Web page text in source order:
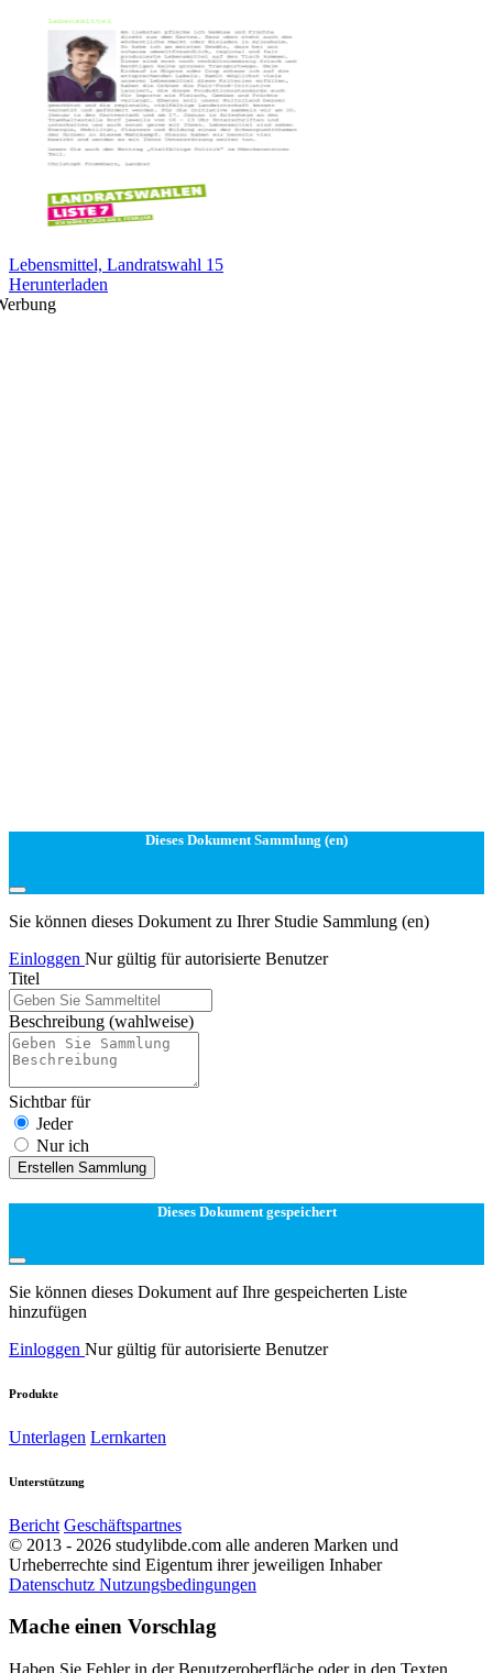
Lebensmittel, Landratswahl 15
Herunterladen
Dieses Dokument Sammlung (en)
Sie können dieses Dokument zu Ihrer Studie Sammlung (en)
Einloggen Nur gültig für autorisierte Benutzer
Titel
Beschreibung (wahlweise)
Sichtbar für
Jeder
Nur ich
Erstellen Sammlung
Dieses Dokument gespeichert
Sie können dieses Dokument auf Ihre gespeicherten Liste
hinzufügen
Einloggen Nur gültig für autorisierte Benutzer
Produkte
Unterlagen Lernkarten
Unterstützung
Bericht Geschäftspartnes
© 2013 - 2026 studylibde.com alle anderen Marken und
Urheberrechte sind Eigentum ihrer jeweiligen Inhaber
Datenschutz Nutzungsbedingungen
Mache einen Vorschlag